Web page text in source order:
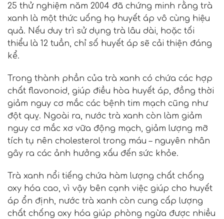
25 thử nghiệm năm 2004 đã chứng minh rằng trà
xanh là một thức uống hạ huyết áp vô cùng hiệu
quả. Nếu duy trì sử dụng trà lâu dài, hoặc tối
thiểu là 12 tuần, chỉ số huyết áp sẽ cải thiện đáng
kể.
Trong thành phần của trà xanh có chứa các hợp
chất flavonoid, giúp điều hòa huyết áp, đồng thời
giảm nguy cơ mắc các bệnh tim mạch cũng như
đột quỵ. Ngoài ra, nước trà xanh còn làm giảm
nguy cơ mắc xơ vữa động mạch, giảm lượng mỡ
tích tụ nên cholesterol trong máu – nguyên nhân
gây ra các ảnh hưởng xấu đến sức khỏe.
Trà xanh nổi tiếng chứa hàm lượng chất chống
oxy hóa cao, vì vậy bên cạnh việc giúp cho huyết
áp ổn định, nước trà xanh còn cung cấp lượng
chất chống oxy hóa giúp phòng ngừa được nhiều